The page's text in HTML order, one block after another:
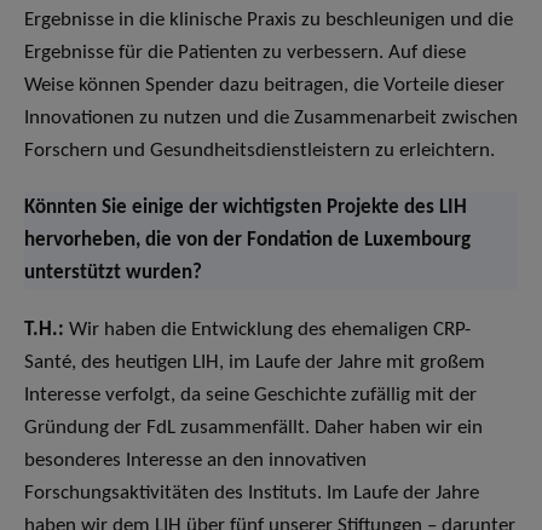
Ergebnisse in die klinische Praxis zu beschleunigen und die
Ergebnisse für die Patienten zu verbessern. Auf diese
Weise können Spender dazu beitragen, die Vorteile dieser
Innovationen zu nutzen und die Zusammenarbeit zwischen
Forschern und Gesundheitsdienstleistern zu erleichtern.
Könnten Sie einige der wichtigsten Projekte des LIH
hervorheben, die von der Fondation de Luxembourg
unterstützt wurden?
T.H.: Wir haben die Entwicklung des ehemaligen CRP-
Santé, des heutigen LIH, im Laufe der Jahre mit großem
Interesse verfolgt, da seine Geschichte zufällig mit der
Gründung der FdL zusammenfällt. Daher haben wir ein
besonderes Interesse an den innovativen
Forschungsaktivitäten des Instituts. Im Laufe der Jahre